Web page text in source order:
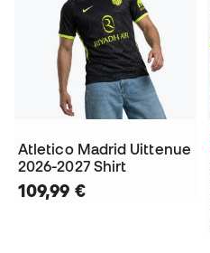
Atletico Madrid Uittenue
2026-2027 Shirt
109,99 €